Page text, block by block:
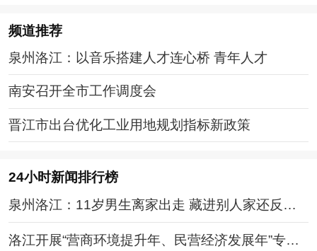
频道推荐
泉州洛江：以音乐搭建人才连心桥 青年人才
南安召开全市工作调度会
晋江市出台优化工业用地规划指标新政策
24小时新闻排行榜
泉州洛江：11岁男生离家出走 藏进别人家还反锁
房门
洛江开展“营商环境提升年、民营经济发展年”专题